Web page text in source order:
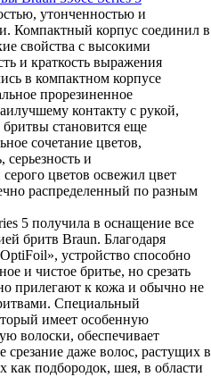
утонченностью и
Компактный корпус соединил в
свойства с высокими
и краткость выражения
в компактном корпусе
прорезиненное
контакту с рукой,
бритвы становится еще
сочетание цветов,
и
цветов освежил цвет
распределенный по разным
5 получила в оснащение все
бритв Braun. Благодаря
устройство способно
и чистое бритье, но срезать
прилегают к кожа и обычно не
Специальный
имеет особенную
волоски, обеспечивает
срезание даже волос, растущих в
как подбородок, шея, в области